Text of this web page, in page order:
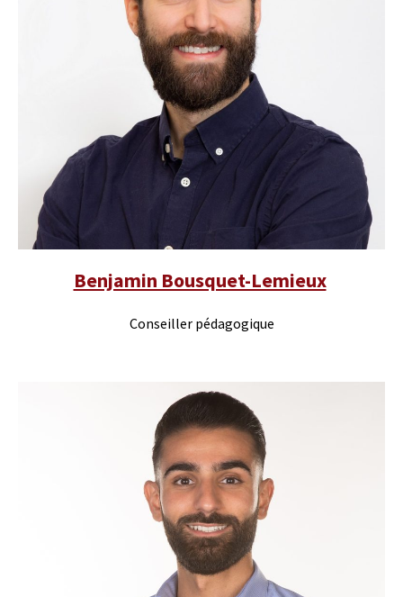
Benjamin Bousquet-Lemieux
Conseiller pédagogique